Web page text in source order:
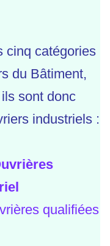
cinq catégories
du Bâtiment,
sont donc
industriels :
qualifiées